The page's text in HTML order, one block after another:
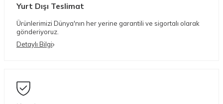
Yurt Dışı Teslimat
Ürünlerimizi Dünya'nın her yerine garantili ve sigortalı olarak
gönderiyoruz.
Detaylı Bilgi